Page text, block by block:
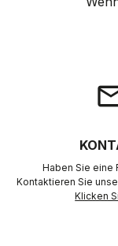
Haben Sie eine
Kontaktieren Sie
Klicken